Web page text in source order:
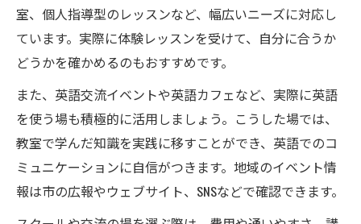
室、個人指導型のレッスンなど、幅広いニーズに対応し
ています。実際に体験レッスンを受けて、自分に合うか
どうかを確かめるのもおすすめです。
また、英語交流イベントや英語カフェなど、実際に英語
を使う場も積極的に活用しましょう。こうした場では、
教室で学んだ知識を実践に移すことができ、英語でのコ
ミュニケーションに自信がつきます。地域のイベント情
報は市の広報やウェブサイト、SNSなどで確認できます。